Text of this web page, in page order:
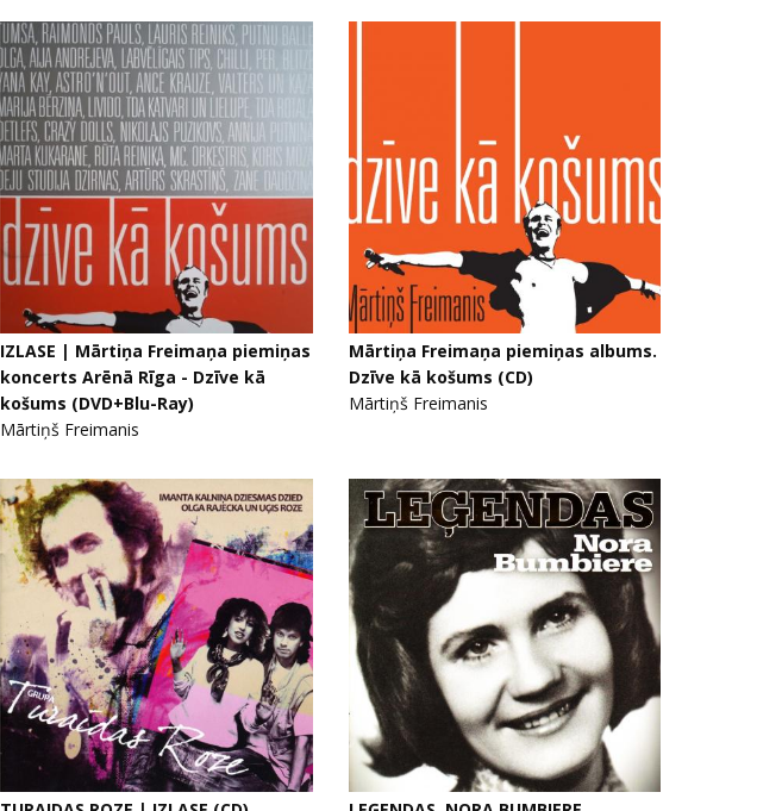
IZLASE | Mārtiņa Freimaņa piemiņas
koncerts Arēnā Rīga - Dzīve kā
košums (DVD+Blu-Ray)
Mārtiņš Freimanis
Mārtiņa Freimaņa piemiņas albums.
Dzīve kā košums (CD)
Mārtiņš Freimanis